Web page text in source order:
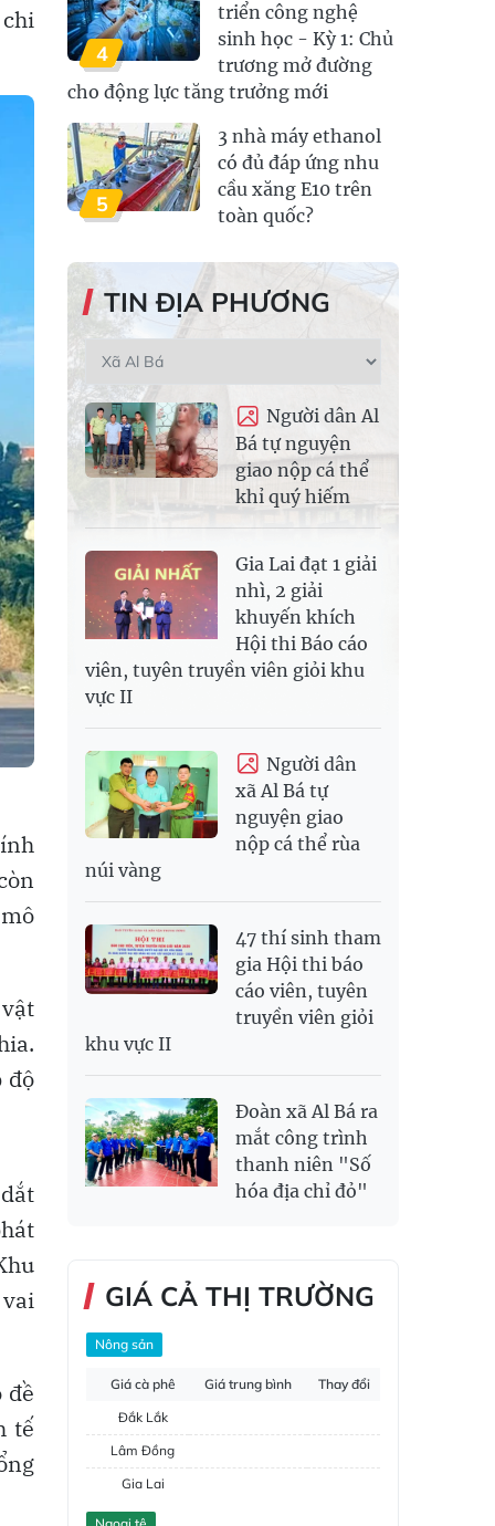
độ
đề
tế
4
triển công nghệ
sinh học - Kỳ 1: Chủ
trương mở đường
cho động lực tăng trưởng mới
5
3 nhà máy ethanol
có đủ đáp ứng nhu
cầu xăng E10 trên
toàn quốc?
TIN ĐỊA PHƯƠNG
Người dân Al
Bá tự nguyện
giao nộp cá thể
khỉ quý hiếm
Gia Lai đạt 1 giải
nhì, 2 giải
khuyến khích
Hội thi Báo cáo
viên, tuyên truyền viên giỏi khu
vực II
Người dân
xã Al Bá tự
nguyện giao
nộp cá thể rùa
núi vàng
47 thí sinh tham
gia Hội thi báo
cáo viên, tuyên
truyền viên giỏi
khu vực II
Đoàn xã Al Bá ra
mắt công trình
thanh niên "Số
hóa địa chỉ đỏ"
GIÁ CẢ THỊ TRƯỜNG
Nông sản
Giá cà phê Giá trung bình
Thay đổi
Đắk Lắk
Lâm Đồng
Gia Lai
Đắk Nông